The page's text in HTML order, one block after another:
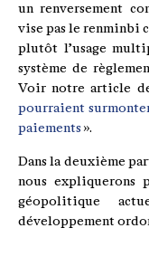
un renversement
vise pas le renminbi
plutôt l’usage
système de
Voir notre article
pourraient
paiements ».
Dans la deuxième
nous expliquerons
géopolitique
développement